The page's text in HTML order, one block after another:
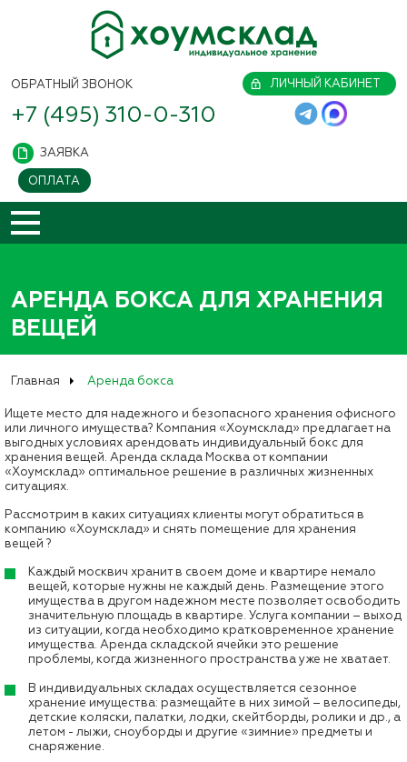
ОБРАТНЫЙ ЗВОНОК
+7 (495) 310-0-310
ЛИЧНЫЙ КАБИНЕТ
ЗАЯВКА
ОПЛАТА
АРЕНДА БОКСА ДЛЯ ХРАНЕНИЯ
ВЕЩЕЙ
Главная Аренда бокса
Ищете место для надежного и безопасного хранения офисного
или личного имущества? Компания «Хоумсклад» предлагает на
выгодных условиях арендовать индивидуальный бокс для
хранения вещей. Аренда склада Москва от компании
«Хоумсклад» оптимальное решение в различных жизненных
ситуациях.
Рассмотрим в каких ситуациях клиенты могут обратиться в
компанию «Хоумсклад» и снять помещение для хранения
вещей ?
Каждый москвич хранит в своем доме и квартире немало
вещей, которые нужны не каждый день. Размещение этого
имущества в другом надежном месте позволяет освободить
значительную площадь в квартире. Услуга компании – выход
из ситуации, когда необходимо кратковременное хранение
имущества. Аренда складской ячейки это решение
проблемы, когда жизненного пространства уже не хватает.
В индивидуальных складах осуществляется сезонное
хранение имущества: размещайте в них зимой – велосипеды,
детские коляски, палатки, лодки, скейтборды, ролики и др., а
летом - лыжи, сноуборды и другие «зимние» предметы и
снаряжение.